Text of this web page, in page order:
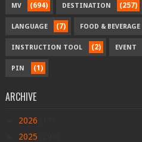
MV (694) DESTINATION (257)
LANGUAGE (7) FOOD & BEVERAGE
INSTRUCTION TOOL (2) EVENT
PIN (1)
ARCHIVE
2026
2025